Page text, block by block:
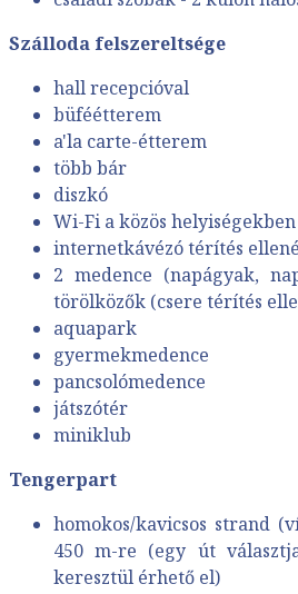
Szálloda felszereltsége
hall recepcióval
büféétterem
a'la carte-étterem
több bár
diszkó
Wi-Fi a közös
internetkávézó térítés
2 medence (napágyak,
törölközők (csere térítés
aquapark
gyermekmedence
pancsolómedence
játszótér
miniklub
Tengerpart
homokos/kavicsos strand
450 m-re (egy út
keresztül érhető el)